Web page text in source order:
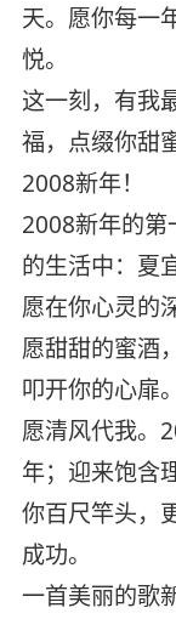
天。愿你每一
悦。
这一刻，有我
福，点缀你甜
2008新年！
2008新年的第
的生活中：夏
愿在你心灵的
愿甜甜的蜜酒
叩开你的心扉
愿清风代我。
年；迎来饱含
你百尺竿头，
成功。
一首美丽的歌